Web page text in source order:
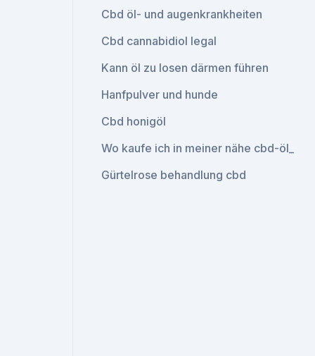
Cbd öl- und augenkrankheiten
Cbd cannabidiol legal
Kann öl zu losen därmen führen
Hanfpulver und hunde
Cbd honigöl
Wo kaufe ich in meiner nähe cbd-öl_
Gürtelrose behandlung cbd